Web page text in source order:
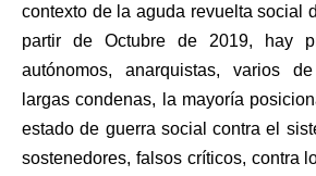
contexto de la aguda revuelta social
partir de Octubre de 2019, hay
autónomos, anarquistas, varios
largas condenas, la mayoría
estado de guerra social contra el
sostenedores, falsos críticos, contra